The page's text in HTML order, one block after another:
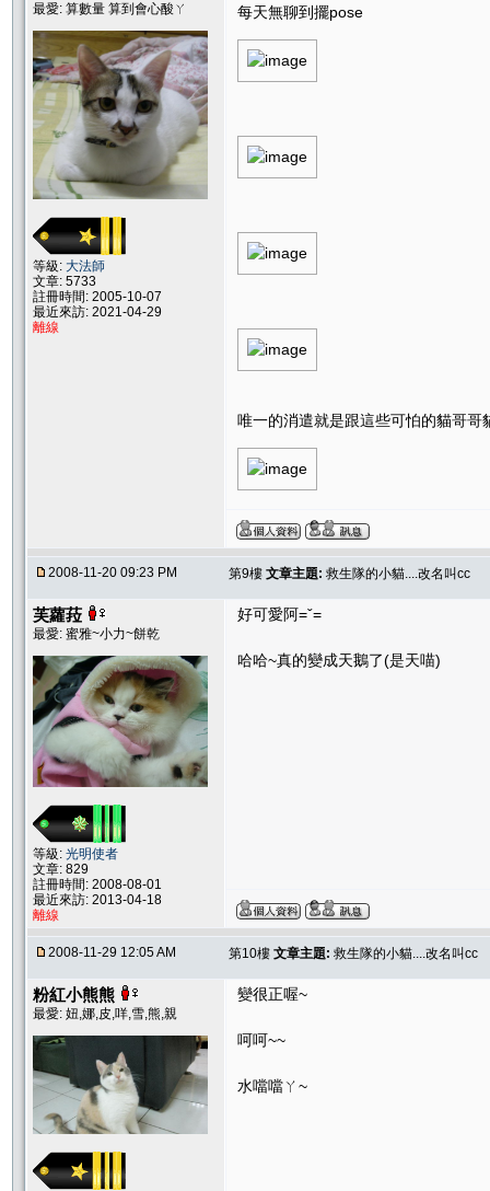
最愛: 算數量 算到會心酸ㄚ
等級: 大法師
文章: 5733
註冊時間: 2005-10-07
最近來訪: 2021-04-29
離線
每天無聊到擺pose
唯一的消遣就是跟這些可怕的貓哥哥
2008-11-20 09:23 PM 第9樓 文章主題: 救生隊的小貓....改名叫cc
芙蘿菈
最愛: 蜜雅~小力~餅乾
等級: 光明使者
文章: 829
註冊時間: 2008-08-01
最近來訪: 2013-04-18
離線
好可愛阿=ˇ=
哈哈~真的變成天鵝了(是天喵)
2008-11-29 12:05 AM 第10樓 文章主題: 救生隊的小貓....改名叫cc
粉紅小熊熊
最愛: 妞,娜,皮,咩,雪,熊,親
變很正喔~
呵呵~~
水噹噹ㄚ~